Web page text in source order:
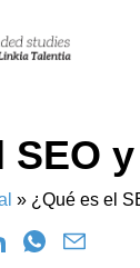
SEO
» ¿Qué es el